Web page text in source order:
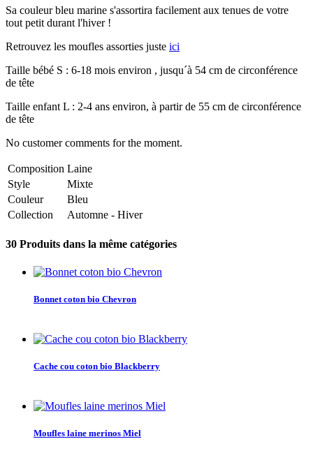
Sa couleur bleu marine s'assortira facilement aux tenues de votre
tout petit durant l'hiver !
Retrouvez les moufles assorties juste ici
Taille bébé S : 6-18 mois environ , jusqu´à 54 cm de circonférence
de tête
Taille enfant L : 2-4 ans environ, à partir de 55 cm de circonférence
de tête
No customer comments for the moment.
Composition Laine
Style
Mixte
Couleur
Bleu
Collection
Automne - Hiver
30 Produits dans la même catégories
Bonnet coton bio Chevron
Cache cou coton bio Blackberry
Moufles laine merinos Miel